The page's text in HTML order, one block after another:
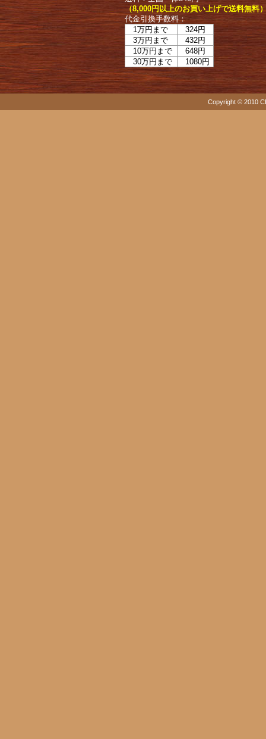
（8,000円以上のお買い上げで送料無料
代金引換手数料：
1万円まで
324円
3万円まで
432円
10万円まで
648円
30万円まで
1080円
Copyright © 2010